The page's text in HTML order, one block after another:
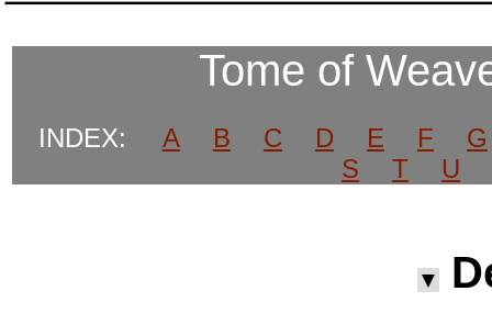
Tome of
INDEX: A B C D E F
G
S
T U
▼